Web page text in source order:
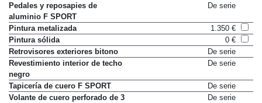
Pedales y reposapies de
aluminio F SPORT
De serie
Pintura metalizada
1.350 €
Pintura sólida
0 €
Retrovisores exteriores bitono
De serie
Revestimiento interior de techo
negro
De serie
Tapicería de cuero F SPORT
De serie
Volante de cuero perforado de 3
De serie